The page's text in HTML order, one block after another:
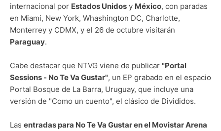
internacional por Estados Unidos y México, con paradas
en Miami, New York, Whashington DC, Charlotte,
Monterrey y CDMX, y el 26 de octubre visitarán
Paraguay.
Cabe destacar que NTVG viene de publicar "Portal
Sessions - No Te Va Gustar", un EP grabado en el espacio
Portal Bosque de La Barra, Uruguay, que incluye una
versión de "Como un cuento", el clásico de Divididos.
Las entradas para No Te Va Gustar en el Movistar Arena